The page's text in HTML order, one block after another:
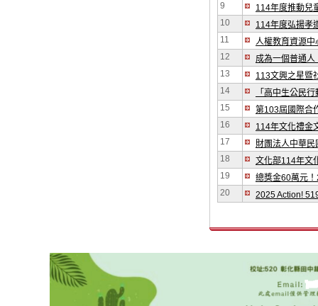
9
114年度推動兒
10
114年度弘揚孝
11
人權教育資源
12
成為一個普通
13
113文興之星暨
14
「高中生公民
15
第103屆國際合
16
114年文化禮金
17
財團法人中華
18
文化部114年文
19
總獎金60萬元
20
2025 Action!